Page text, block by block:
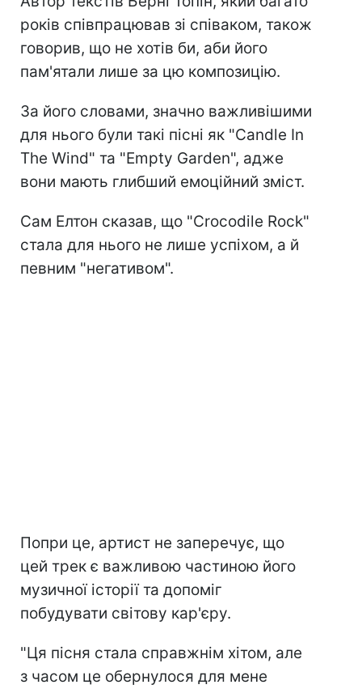
років співпрацював зі співаком, також
говорив, що не хотів би, аби його
пам'ятали лише за цю композицію.
За його словами, значно важливішими
для нього були такі пісні як "Candle In
The Wind" та "Empty Garden", адже
вони мають глибший емоційний зміст.
Сам Елтон сказав, що "Crocodile Rock"
стала для нього не лише успіхом, а й
певним "негативом".
Попри це, артист не заперечує, що
цей трек є важливою частиною його
музичної історії та допоміг
побудувати світову кар'єру.
"Ця пісня стала справжнім хітом, але
з часом це обернулося для мене